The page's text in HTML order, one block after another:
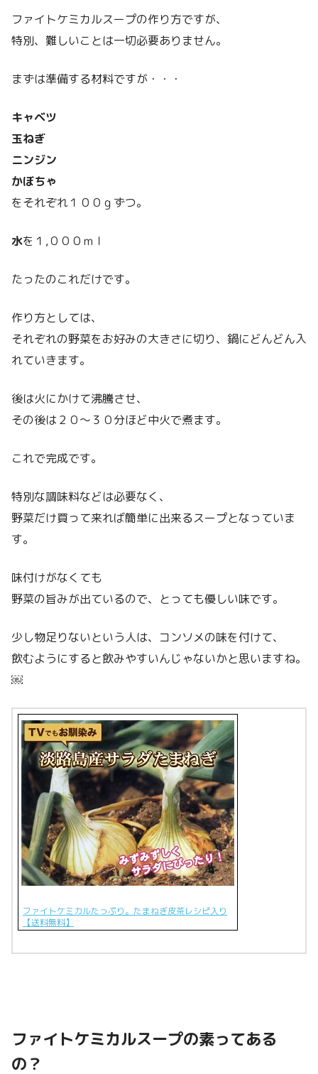
ファイトケミカルスープの作り方ですが、
特別、難しいことは一切必要ありません。
まずは準備する材料ですが・・・
キャベツ
玉ねぎ
ニンジン
かぼちゃ
をそれぞれ１００ｇずつ。
水を１,０００ｍｌ
たったのこれだけです。
作り方としては、
それぞれの野菜をお好みの大きさに切り、鍋にどんどん入
れていきます。
後は火にかけて沸騰させ、
その後は２０～３０分ほど中火で煮ます。
これで完成です。
特別な調味料などは必要なく、
野菜だけ買って来れば簡単に出来るスープとなっていま
す。
味付けがなくても
野菜の旨みが出ているので、とっても優しい味です。
少し物足りないという人は、コンソメの味を付けて、
飲むようにすると飲みやすいんじゃないかと思いますね。
￼
ファイトケミカルたっぷり。たまねぎ皮茶レシピ入り
【送料無料】
ファイトケミカルスープの素ってある
の？